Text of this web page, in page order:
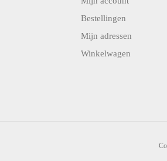
Bestellingen
Mijn adressen
Winkelwagen